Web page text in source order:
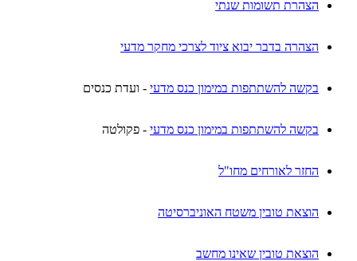
הצהרת תשומות שנתי
הצהרה בדבר יבוא ציוד לצרכי מחקר מדעי
בקשה להשתתפות במימון כנס מדעי - ועדת כנסים
בקשה להשתתפות במימון כנס מדעי - פקולטה
החזר לאורחים מחו"ל
הוצאת טובין משטח האוניברסיטה
הוצאת טובין שאינו מחשב